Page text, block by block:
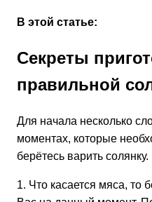
В этой статье:
Секреты
правильной
Для начала несколько
моментах, которые
берётесь варить солянку.
1. Что касается мяса, то